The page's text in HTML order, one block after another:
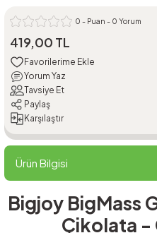
0 - Puan - 0 Yorum
419,00 TL
Yorum Yaz
Tavsiye Et
Paylaş
Karşılaştır
Ürün Bilgisi
Bigjoy BigMass
Çikolata -